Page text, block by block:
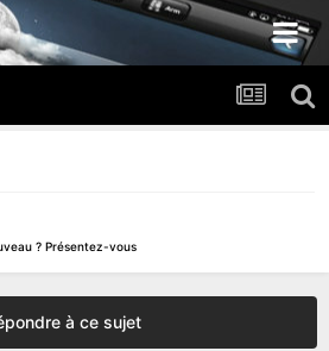
? Présentez-vous
à ce sujet